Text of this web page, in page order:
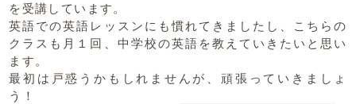
を受講しています。
英語での英語レッスンにも慣れてきましたし、こちらの
クラスも月１回、中学校の英語を教えていきたいと思い
ます。
最初は戸惑うかもしれませんが、頑張っていきましょ
う！